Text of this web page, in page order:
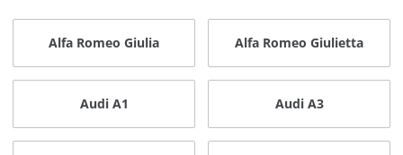
Alfa Romeo Giulia Alfa Romeo Giulietta
Audi A1 Audi A3